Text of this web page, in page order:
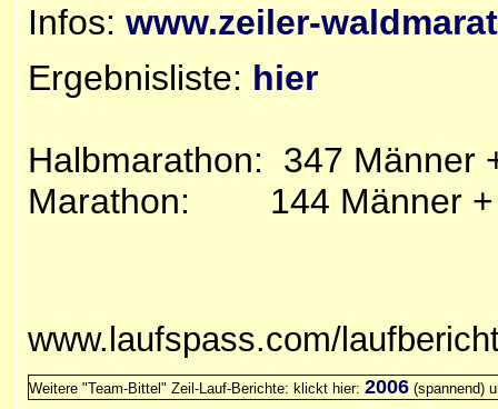
Infos: www.zeiler-
Ergebnisliste: hier
Halbmarathon: 347 Männer
Marathon: 144 Männer
www.laufspass.com/
Weitere "Team-Bittel" Zeil-Lauf-Berichte: klickt hier: 2006 (spannend)